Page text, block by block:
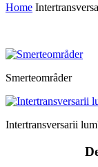
Home
Smerteområder
Intertransversarii